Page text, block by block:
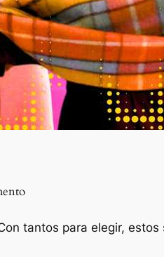
tantos para elegir,